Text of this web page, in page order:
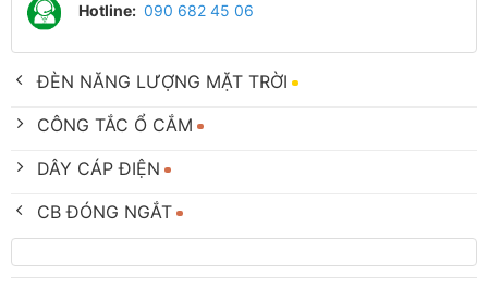
Hotline: 090 682 45 06
ĐÈN NĂNG LƯỢNG MẶT TRỜI
CÔNG TẮC Ổ CẮM
DÂY CÁP ĐIỆN
CB ĐÓNG NGẮT